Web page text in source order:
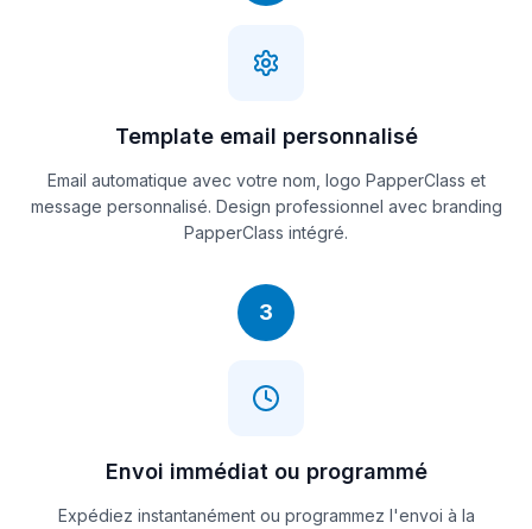
Template email personnalisé
Email automatique avec votre nom, logo PapperClass et
message personnalisé. Design professionnel avec branding
PapperClass intégré.
3
Envoi immédiat ou programmé
Expédiez instantanément ou programmez l'envoi à la